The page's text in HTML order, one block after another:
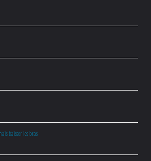
baisser les bras